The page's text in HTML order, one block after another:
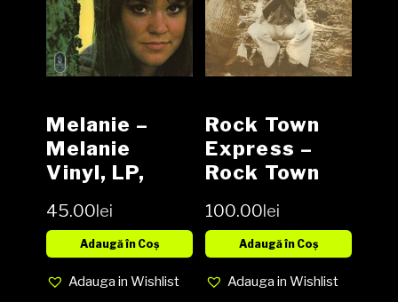
Melanie ‎–
Melanie
Vinyl, LP,
EX cover EX
(SH)
45.00lei
Adaugă în Coș
Adauga in Wishlist
Rock Town
Express ‎–
Rock Town
Vinyl, LP,
Album,
100.00lei
Adaugă în Coș
Adauga in Wishlist